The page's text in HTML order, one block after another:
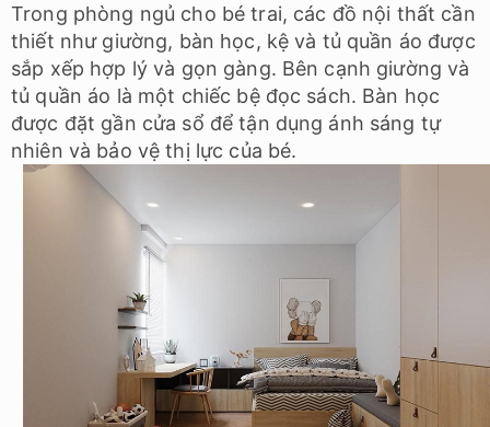
Trong phòng ngủ cho bé trai, các đồ nội thất cần
thiết như giường, bàn học, kệ và tủ quần áo được
sắp xếp hợp lý và gọn gàng. Bên cạnh giường và
tủ quần áo là một chiếc bệ đọc sách. Bàn học
được đặt gần cửa sổ để tận dụng ánh sáng tự
nhiên và bảo vệ thị lực của bé.